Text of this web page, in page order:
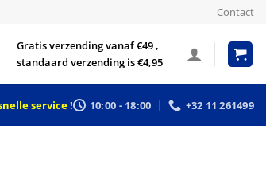
Contact
Gratis verzending vanaf €49 ,
standaard verzending is €4,95
service ! 10:00 - 18:00 +32 11 261499